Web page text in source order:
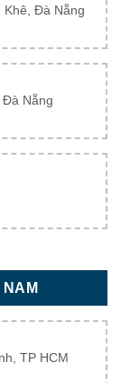
Khê, Đà Nẵng
Đà Nẵng
TP HCM